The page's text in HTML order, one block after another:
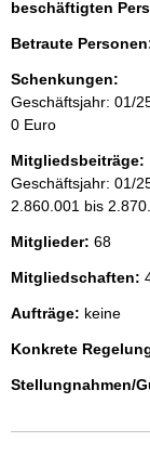
beschäftigten
Betraute
Schenkungen:
Geschäftsjahr: 01/
0 Euro
Mitgliedsbeiträge:
Geschäftsjahr: 01/
2.860.001 bis
Mitglieder: 68
Mitgliedschaften:
Aufträge: keine
Konkrete
Stellungnahmen/